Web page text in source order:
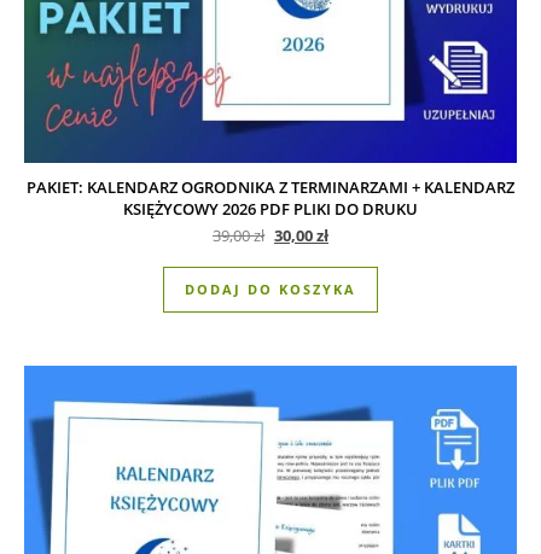
PAKIET: KALENDARZ OGRODNIKA Z TERMINARZAMI + KALENDARZ
KSIĘŻYCOWY 2026 PDF PLIKI DO DRUKU
39,00zł Pierwotna cena wynosiła: 39,00 zł.
30,00złAktualna cena wynosi: 30,00
DODAJ DO KOSZYKA